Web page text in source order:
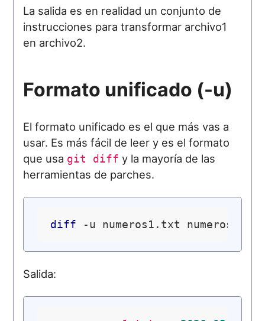
La salida es en realidad un conjunto de
instrucciones para transformar archivo1
en archivo2.
Formato unificado (-u)
El formato unificado es el que más vas a
usar. Es más fácil de leer y es el formato
que usa git diff y la mayoría de las
herramientas de parches.
diff
Salida: